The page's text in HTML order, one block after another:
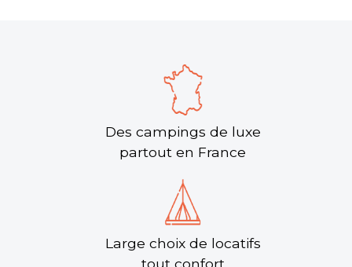
Des campings de luxe
partout en France
Large choix de locatifs
tout confort